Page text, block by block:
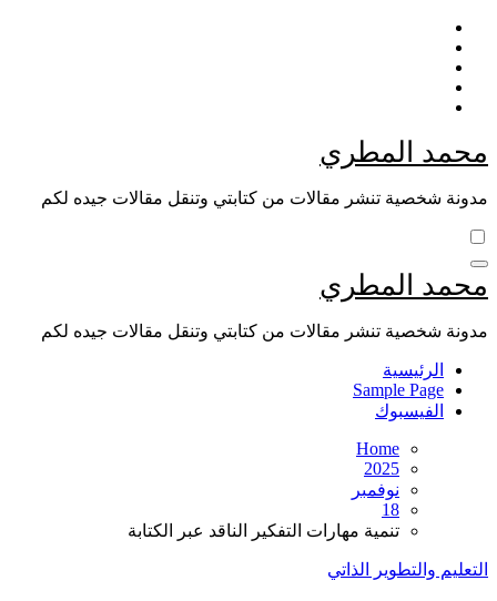
Skip
content
محمد المطري
مدونة شخصية تنشر مقالات من كتابتي وتنقل مقالات جيده لكم
محمد المطري
مدونة شخصية تنشر مقالات من كتابتي وتنقل مقالات جيده لكم
الرئيسية
Sample Page
الفيسبوك
Home
2025
نوفمبر
18
تنمية مهارات التفكير الناقد عبر الكتابة
التعليم والتطوير الذاتي